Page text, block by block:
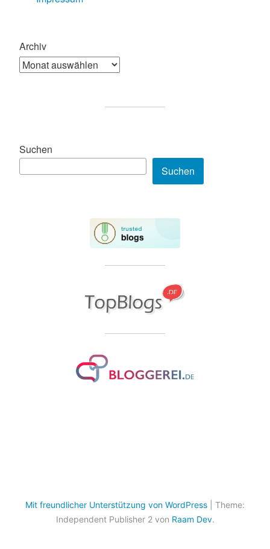
Archiv
Suchen
Suchen
Mit freundlicher Unterstützung von WordPress
Theme:
Independent Publisher 2 von Raam Dev.